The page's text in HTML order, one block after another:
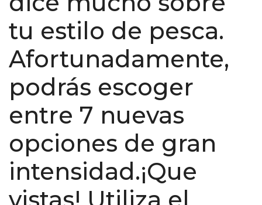
tu estilo de pesca.
Afortunadamente,
podrás escoger
entre 7 nuevas
opciones de gran
intensidad.¡Que